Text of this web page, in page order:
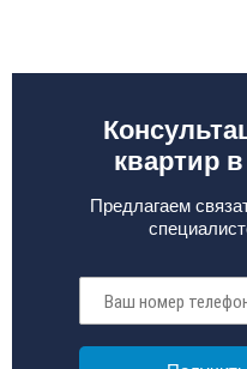
квартир
Предлагаем